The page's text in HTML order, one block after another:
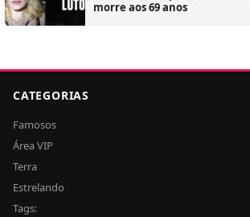
morre aos 69 anos
CATEGORIAS
Famosos
Área VIP
Terra
Estrelando
Tags: